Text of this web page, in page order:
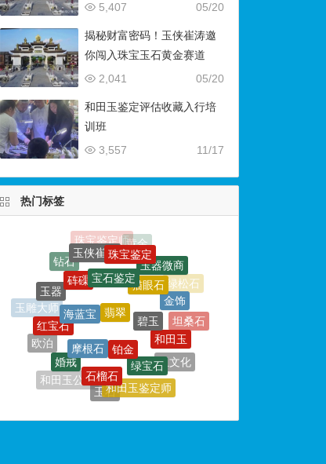
05/20
5,407
揭秘财富密码！玉侠崔涛邀
你闯入珠宝玉石黄金赛道
05/20
2,041
和田玉鉴定评估收藏入行培
训班
11/17
3,557
热门标签
珠宝鉴定
玉雕大师
玉器
砗磲
宝石鉴定
猫眼石
金饰
坦桑石
首饰
祖母绿
独山论玉
欧泊
红宝石
海蓝宝 翡翠
碧玉
和田玉
玉文化
玉器鉴定
宝石鉴定师培训
玉器鉴别
和田玉公盘
婚戒
摩根石 铂金
绿宝石
和田玉鉴定师
玉石
石榴石